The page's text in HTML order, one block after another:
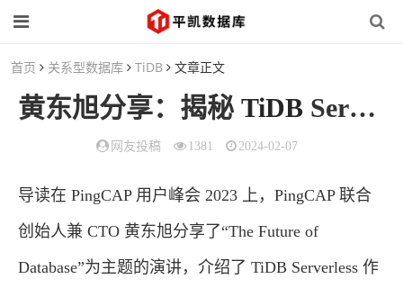
首页 关系型数据库 TiDB 文章正文
黄东旭分享：揭秘 TiDB Serverless 的未来趋势
网友投稿 1381 2024-02-07
导读在 PingCAP 用户峰会 2023 上，PingCAP 联合
创始人兼 CTO 黄东旭分享了“The Future of
Database”为主题的演讲，介绍了 TiDB Serverless 作